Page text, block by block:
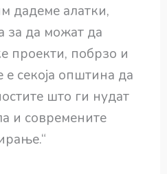
дадеме алатки,
за да можат да
проекти, побрзо и
секоја општина да
што ги нудат
и современите